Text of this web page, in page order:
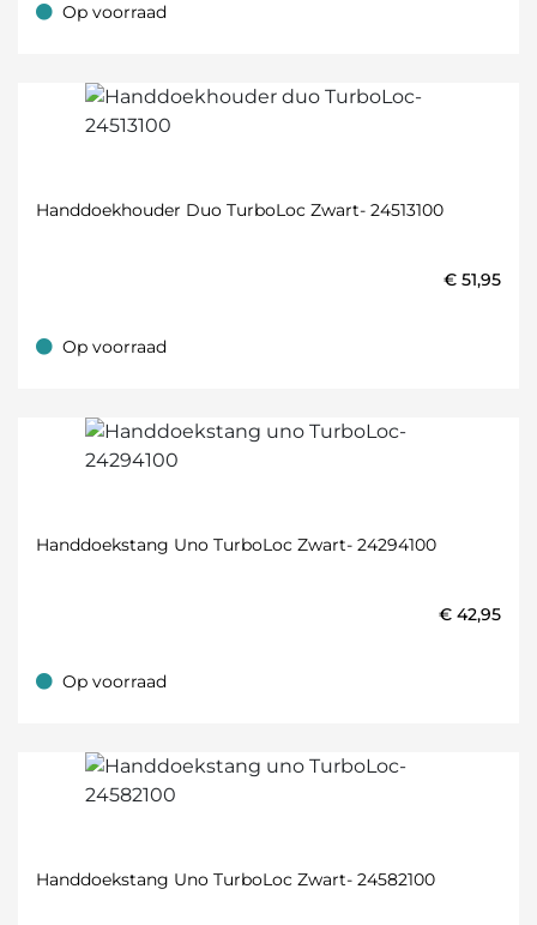
Op voorraad
Op voorraad
Handdoekhouder Duo TurboLoc Zwart- 24513100
€ 51,95
Op voorraad
Op voorraad
Handdoekstang Uno TurboLoc Zwart- 24294100
€ 42,95
Op voorraad
Op voorraad
Handdoekstang Uno TurboLoc Zwart- 24582100